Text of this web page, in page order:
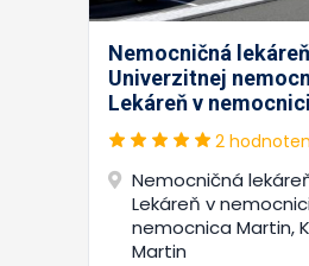
Nemocničná lekáreň
Univerzitnej
Lekáreň v nemocnici
2
Nemocničná
Lekáreň v
nemocnica Martin,
Martin